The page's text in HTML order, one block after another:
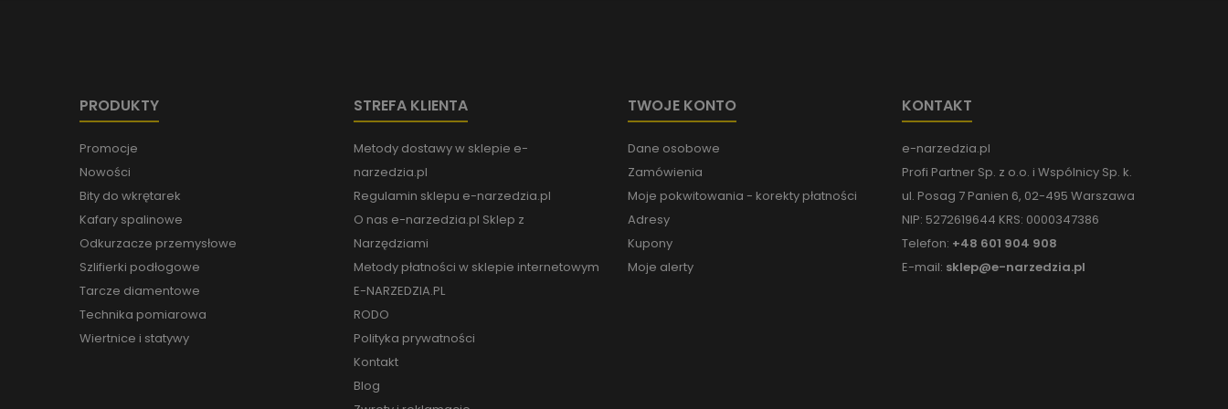
PRODUKTY
Promocje
Nowości
Bity do wkrętarek
Kafary spalinowe
Odkurzacze przemysłowe
Szlifierki podłogowe
Tarcze diamentowe
Technika pomiarowa
Wiertnice i statywy
STREFA KLIENTA
Metody dostawy w sklepie e-
narzedzia.pl
Regulamin sklepu e-narzedzia.pl
O nas e-narzedzia.pl Sklep z
Narzędziami
Metody płatności w sklepie internetowym
E-NARZEDZIA.PL
RODO
Polityka prywatności
Kontakt
Blog
TWOJE KONTO
Dane osobowe
Zamówienia
Moje pokwitowania - korekty płatności
Adresy
Kupony
Moje alerty
KONTAKT
e-narzedzia.pl
Profi Partner Sp. z o.o. i Wspólnicy Sp. k.
ul. Posag 7 Panien 6, 02-495 Warszawa
NIP: 5272619644 KRS: 0000347386
Telefon: +48 601 904 908
E-mail: sklep@e-narzedzia.pl